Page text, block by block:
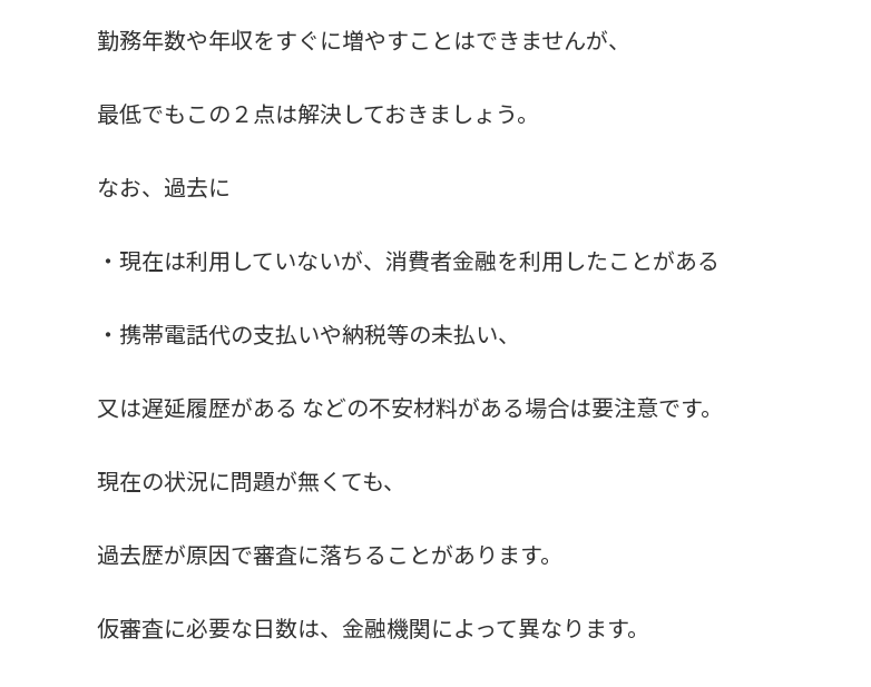
勤務年数や年収をすぐに増やすことはできませんが、
最低でもこの２点は解決しておきましょう。
なお、過去に
・現在は利用していないが、消費者金融を利用したことがある
・携帯電話代の支払いや納税等の未払い、
又は遅延履歴がある などの不安材料がある場合は要注意です。
現在の状況に問題が無くても、
過去歴が原因で審査に落ちることがあります。
仮審査に必要な日数は、金融機関によって異なります。